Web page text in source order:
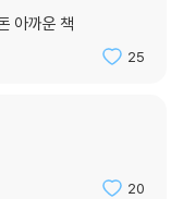
했다시피 4차 산업혁명
계적인 빅테크 기업들은
비단 이 책만의 주장이
두고 자식에게 물려줘
아까운 책
25
20